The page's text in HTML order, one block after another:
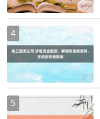
4
5